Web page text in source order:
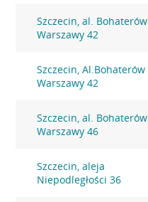
Szczecin, al. Bohaterów
Warszawy 42
Szczecin, Al.Bohaterów
Warszawy 42
Szczecin, al. Bohaterów
Warszawy 46
Szczecin, aleja
Niepodległości 36